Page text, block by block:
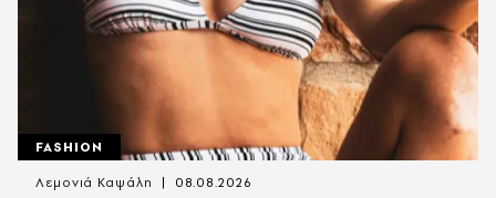
FASHION
Λεμονιά Καψάλη 08.08.2026